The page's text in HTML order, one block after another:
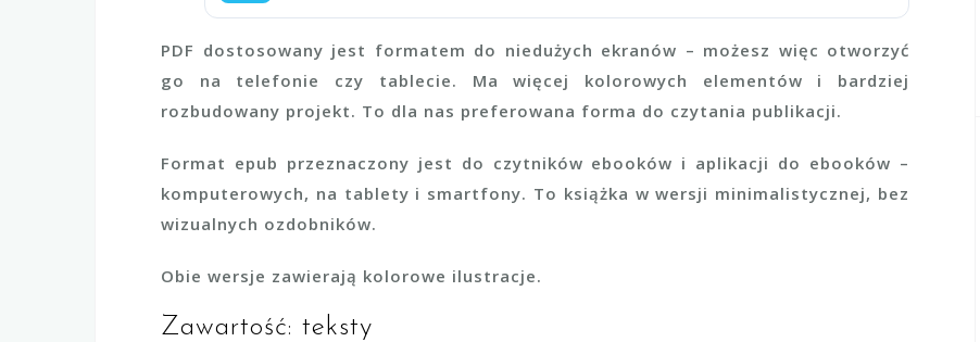
PDF dostosowany jest formatem do niedużych ekranów – możesz więc otworzyć
go na telefonie czy tablecie. Ma więcej kolorowych elementów i bardziej
rozbudowany projekt. To dla nas preferowana forma do czytania publikacji.
Format epub przeznaczony jest do czytników ebooków i aplikacji do ebooków –
komputerowych, na tablety i smartfony. To książka w wersji minimalistycznej, bez
wizualnych ozdobników.
Obie wersje zawierają kolorowe ilustracje.
Zawartość: teksty